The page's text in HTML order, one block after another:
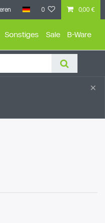
0 0,00 €
Sonstiges Sale B-Ware
×